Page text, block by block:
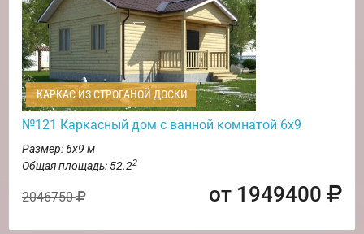
КАРКАС ИЗ СТРОГАНОЙ ДОСКИ
№121 Каркасный дом с ванной комнатой 6х9
Размер: 6х9 м
Общая площадь: 52.22
2046750 от 1949400